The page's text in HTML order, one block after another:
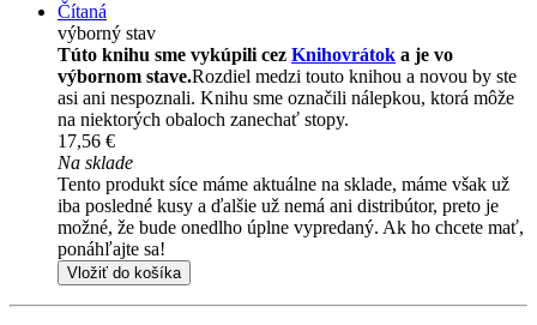
Čítaná
výborný stav
Túto knihu sme vykúpili cez Knihovrátok a je vo
výbornom stave.Rozdiel medzi touto knihou a novou by ste
asi ani nespoznali. Knihu sme označili nálepkou, ktorá môže
na niektorých obaloch zanechať stopy.
17,56 €
Na sklade
Tento produkt síce máme aktuálne na sklade, máme však už
iba posledné kusy a ďalšie už nemá ani distribútor, preto je
možné, že bude onedlho úplne vypredaný. Ak ho chcete mať,
ponáhľajte sa!
Vložiť do košíka